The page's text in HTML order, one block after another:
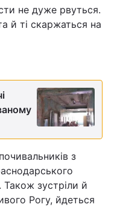
не дуже рвуться.
й ті скаржаться на
з
зустріли й
Рогу, йдеться